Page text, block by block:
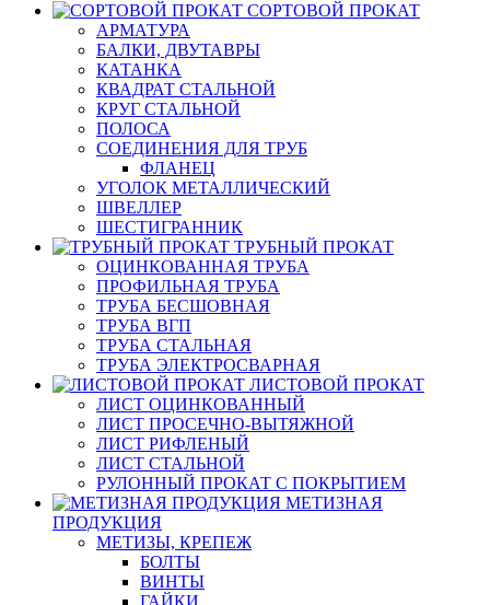
СОРТОВОЙ ПРОКАТ
АРМАТУРА
БАЛКИ, ДВУТАВРЫ
КАТАНКА
КВАДРАТ СТАЛЬНОЙ
КРУГ СТАЛЬНОЙ
ПОЛОСА
СОЕДИНЕНИЯ ДЛЯ ТРУБ
ФЛАНЕЦ
УГОЛОК МЕТАЛЛИЧЕСКИЙ
ШВЕЛЛЕР
ШЕСТИГРАННИК
ТРУБНЫЙ ПРОКАТ
ОЦИНКОВАННАЯ ТРУБА
ПРОФИЛЬНАЯ ТРУБА
ТРУБА БЕСШОВНАЯ
ТРУБА ВГП
ТРУБА СТАЛЬНАЯ
ТРУБА ЭЛЕКТРОСВАРНАЯ
ЛИСТОВОЙ ПРОКАТ
ЛИСТ ОЦИНКОВАННЫЙ
ЛИСТ ПРОСЕЧНО-ВЫТЯЖНОЙ
ЛИСТ РИФЛЕНЫЙ
ЛИСТ СТАЛЬНОЙ
РУЛОННЫЙ ПРОКАТ С ПОКРЫТИЕМ
МЕТИЗНАЯ
ПРОДУКЦИЯ
МЕТИЗЫ, КРЕПЕЖ
БОЛТЫ
ВИНТЫ